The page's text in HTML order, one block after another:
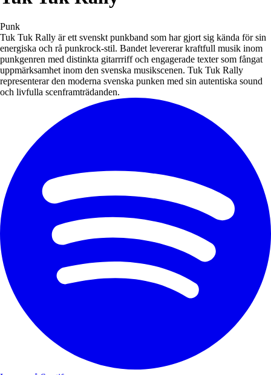
Punk
Tuk Tuk Rally är ett svenskt punkband som har gjort sig kända för sin
energiska och rå punkrock-stil. Bandet levererar kraftfull musik inom
punkgenren med distinkta gitarrriff och engagerade texter som fångat
uppmärksamhet inom den svenska musikscenen. Tuk Tuk Rally
representerar den moderna svenska punken med sin autentiska sound
och livfulla scenframträdanden.